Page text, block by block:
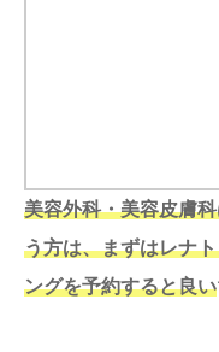
美容外科・美容皮膚
う方は、まずはレナ
ングを予約すると良い